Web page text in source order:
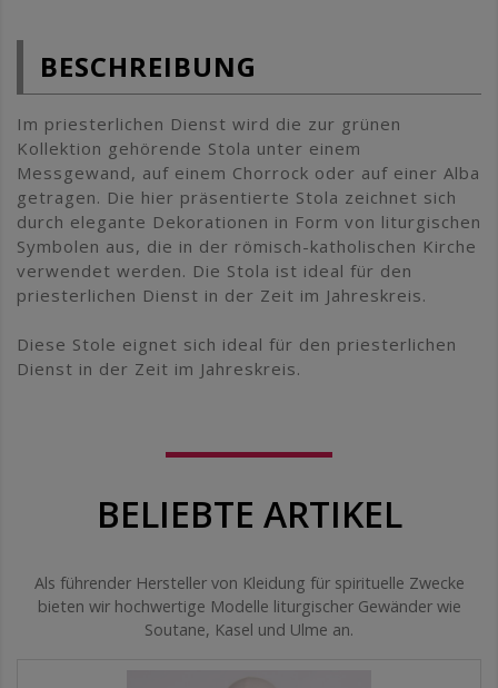
BESCHREIBUNG
Im priesterlichen Dienst wird die zur grünen
Kollektion gehörende Stola unter einem
Messgewand, auf einem Chorrock oder auf einer Alba
getragen. Die hier präsentierte Stola zeichnet sich
durch elegante Dekorationen in Form von liturgischen
Symbolen aus, die in der römisch-katholischen Kirche
verwendet werden. Die Stola ist ideal für den
priesterlichen Dienst in der Zeit im Jahreskreis.
Diese Stole eignet sich ideal für den priesterlichen
Dienst in der Zeit im Jahreskreis.
BELIEBTE ARTIKEL
Als führender Hersteller von Kleidung für spirituelle Zwecke
bieten wir hochwertige Modelle liturgischer Gewänder wie
Soutane, Kasel und Ulme an.